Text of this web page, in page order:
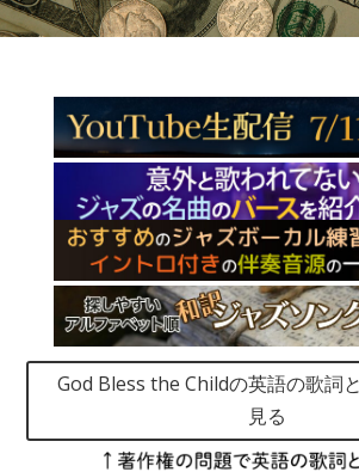
God Bless the Childの英語の歌詞
見る